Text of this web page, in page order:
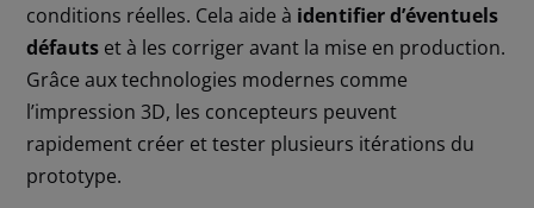
conditions réelles. Cela aide à identifier d’éventuels
défauts et à les corriger avant la mise en production.
Grâce aux technologies modernes comme
l’impression 3D, les concepteurs peuvent
rapidement créer et tester plusieurs itérations du
prototype.